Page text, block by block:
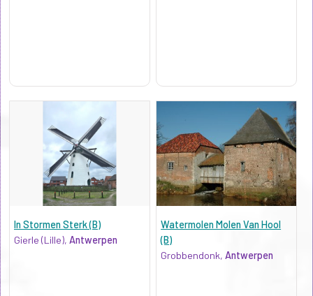
In Stormen Sterk (B)
Gierle (Lille), Antwerpen
Watermolen Molen Van Hool
(B)
Grobbendonk,Antwerpen